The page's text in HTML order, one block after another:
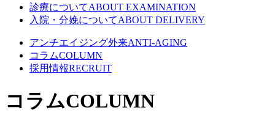
診療についてABOUT EXAMINATION
入院・分娩についてABOUT DELIVERY
アンチエイジング外来ANTI-AGING
コラムCOLUMN
採用情報RECRUIT
コラムCOLUMN